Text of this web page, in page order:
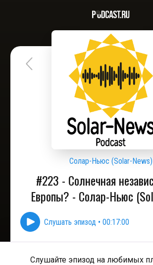
Солар-Ньюс (Solar-News)
#223 - Солнечная
Европы? - Солар-Ньюс
Слушать эпизод • 00:17:00
Слушайте эпизод на любимых